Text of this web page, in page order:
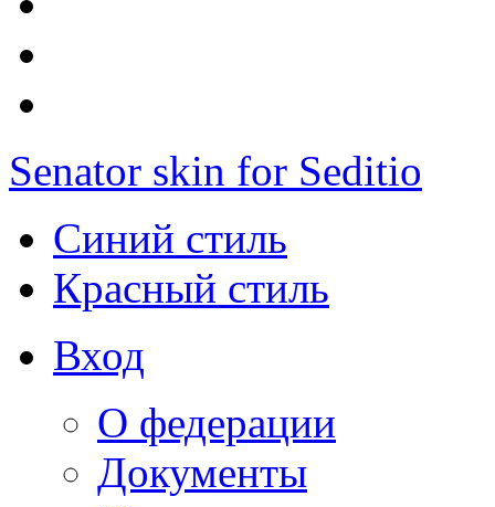
Senator skin for Seditio
Синий стиль
Красный стиль
Вход
О федерации
Документы